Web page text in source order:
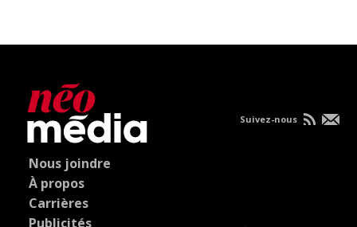
Nous joindre
À propos
Carrières
Publicités
Suivez-nous